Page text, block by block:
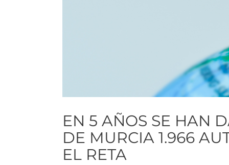
EN 5 AÑOS SE HAN
DE MURCIA 1.966
EL RETA